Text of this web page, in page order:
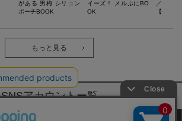
がある 男梅 シリコン
ポーチBOOK
イーズ！ メルぷにBO
OK
／Lサイ
【一般
ウェア
もっと見る
SNSアカウントー覧